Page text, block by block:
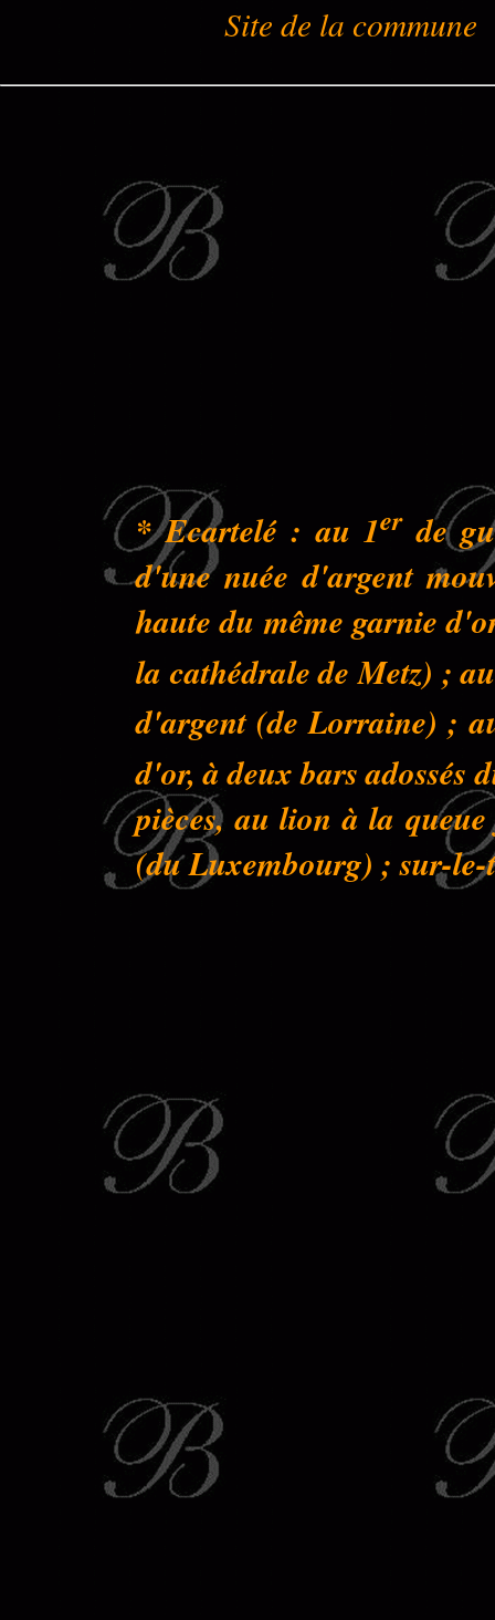
Site de la commune
* Ecartelé : au 1erde
d'une nuée d'argent
haute du même garnie
la cathédrale de Metz) ;
d'argent (de Lorraine) ;
d'or, à deux bars adossés
pièces, au lion à la
(du Luxembourg) ; sur-le-